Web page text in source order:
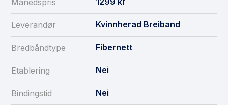
Månedspris
Leverandør Kvinnherad Breiband
Bredbåndtype Fibernett
Etablering Nei
Bindingstid Nei